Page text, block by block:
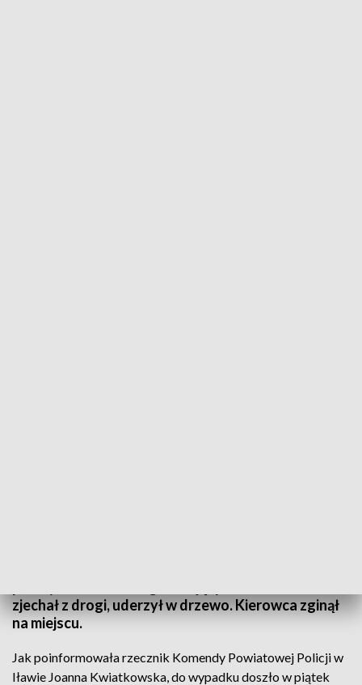
zjechał z drogi, uderzył w drzewo. Kierowca zginął
na miejscu.
Jak poinformowała rzecznik Komendy Powiatowej Policji w
Iławie Joanna Kwiatkowska, do wypadku doszło w piątek